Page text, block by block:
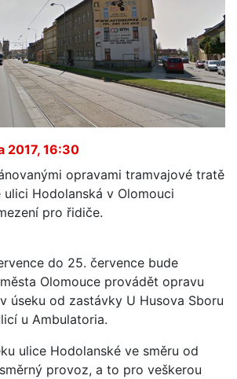
2017, 16:30
opravami tramvajové tratě
Hodolanská v Olomouci
pro řidiče.
do 25. července bude
Olomouce provádět opravu
úseku od zastávky U Husova Sboru
u Ambulatoria.
ulice Hodolanské ve směru od
provoz, a to pro veškerou